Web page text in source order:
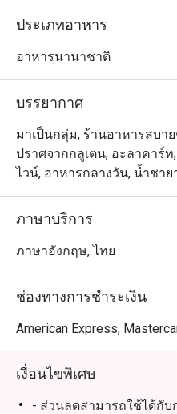
ประเภทอาหาร
อาหารนานาชาติ
บรรยากาศ
มาเป็นกลุ่ม, ร้านอาหารสบา
ปราศจากกลูเตน, อะลาคาร์
ไวน์, อาหารกลางวัน, น้ำชาย
ภาษาบริการ
ภาษาอังกฤษ, ไทย
ช่องทางการชำระเงิน
American Express,
เงื่อนไขพิเศษ
- ส่วนลดสามารถใช้ได้กั